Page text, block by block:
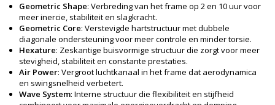
Geometric Shape: Verbreding van het frame op 2 en 10 uur voor
meer inercie, stabiliteit en slagkracht.
Geometric Core: Verstevigde hartstructuur met dubbele
diagonale ondersteuning voor meer controle en minder torsie.
Hexature: Zeskantige buisvormige structuur die zorgt voor meer
stevigheid, stabiliteit en constante prestaties.
Air Power: Vergroot luchtkanaal in het frame dat aerodynamica
en swingsnelheid verbetert.
Wave System: Interne structuur die flexibiliteit en stijfheid